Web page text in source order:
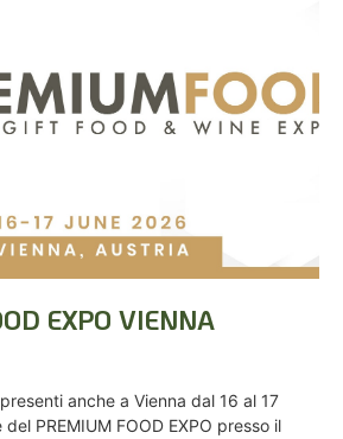
EXPO VIENNA
anche a Vienna dal 16 al 17
PREMIUM FOOD EXPO presso il